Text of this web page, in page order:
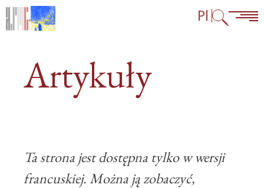
Przejdź do treści
Przejdź do menu głównego
Przejdź do linków w stopce Pl
Artykuły
Ta strona jest dostępna tylko w wersji
francuskiej. Można ją zobaczyć,